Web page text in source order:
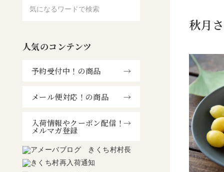
秋月
人気のコンテンツ
予約受付中！の商品
メール便対応！の商品
入荷情報やクーポン配信！
メルマガ登録